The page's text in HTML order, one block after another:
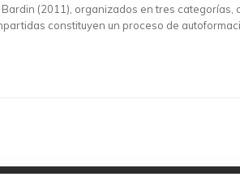
(2011), organizados en tres categorías,
constituyen un proceso de